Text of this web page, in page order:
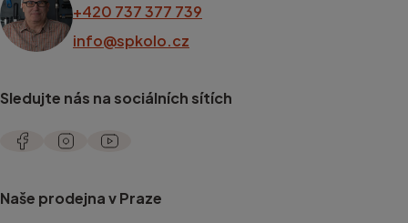
+420 737 377 739
info@spkolo.cz
Sledujte nás na sociálních sítích
Naše prodejna v Praze